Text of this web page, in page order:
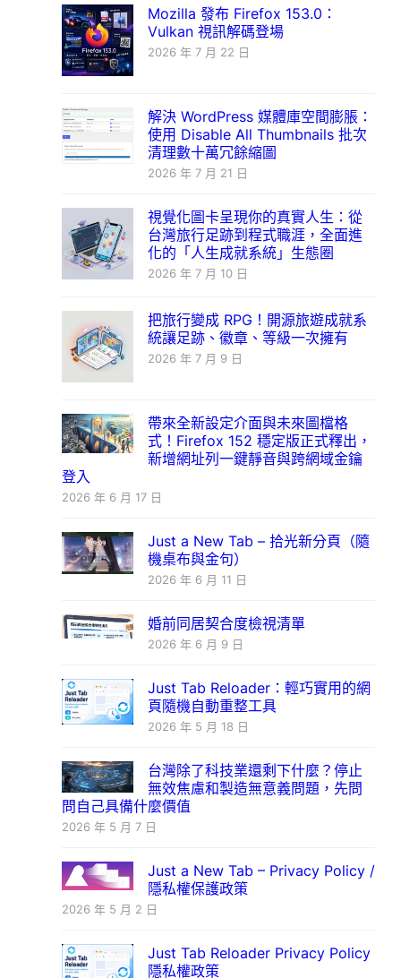
Mozilla 發布 Firefox 153.0：
Vulkan 視訊解碼登場
2026 年 7 月 22 日
解決 WordPress 媒體庫空間膨脹：
使用 Disable All Thumbnails 批次
清理數十萬冗餘縮圖
2026 年 7 月 21 日
視覺化圖卡呈現你的真實人生：從
台灣旅行足跡到程式職涯，全面進
化的「人生成就系統」生態圈
2026 年 7 月 10 日
把旅行變成 RPG！開源旅遊成就系
統讓足跡、徽章、等級一次擁有
2026 年 7 月 9 日
帶來全新設定介面與未來圖檔格
式！Firefox 152 穩定版正式釋出，
新增網址列一鍵靜音與跨網域金鑰
登入
2026 年 6 月 17 日
Just a New Tab – 拾光新分頁（隨
機桌布與金句）
2026 年 6 月 11 日
婚前同居契合度檢視清單
2026 年 6 月 9 日
Just Tab Reloader：輕巧實用的網
頁隨機自動重整工具
2026 年 5 月 18 日
台灣除了科技業還剩下什麼？停止
無效焦慮和製造無意義問題，先問
問自己具備什麼價值
2026 年 5 月 7 日
Just a New Tab – Privacy Policy /
隱私權保護政策
2026 年 5 月 2 日
Just Tab Reloader Privacy Policy
隱私權政策